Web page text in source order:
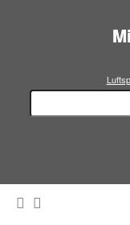
Suchen